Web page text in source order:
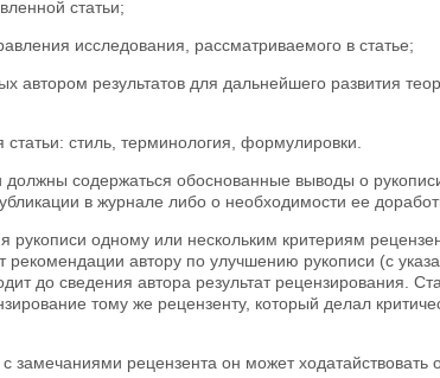
статьи;
исследования, рассматриваемого в статье;
автором результатов для дальнейшего развития
стиль, терминология, формулировки.
должны содержаться обоснованные выводы о
в журнале либо о необходимости ее
рукописи одному или нескольким критериям
рекомендации автору по улучшению рукописи (с
до сведения автора результат рецензирования.
тому же рецензенту, который делал
замечаниями рецензента он может ходатайствовать